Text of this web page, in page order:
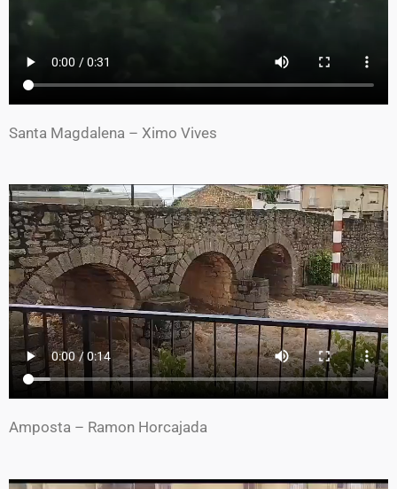
Santa Magdalena – Ximo Vives
Amposta – Ramon Horcajada